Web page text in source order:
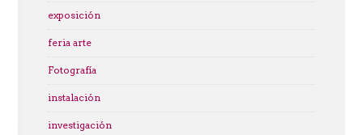
exposición
feria arte
Fotografía
instalación
investigación